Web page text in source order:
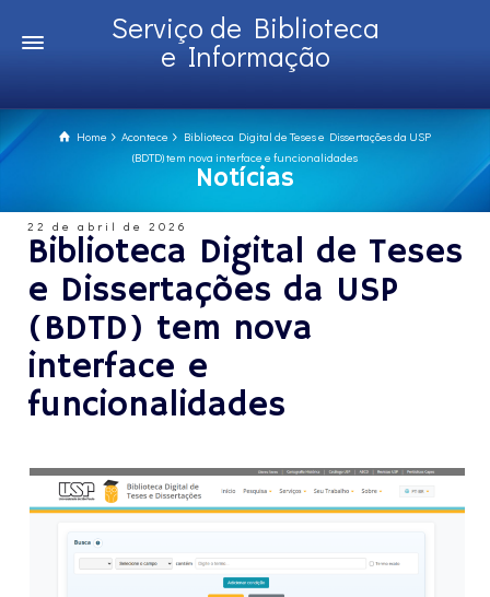
Serviço de Biblioteca
e Informação
Home Acontece
Biblioteca Digital de Teses e Dissertações da USP
(BDTD) tem nova interface e funcionalidades
Notícias
22 de abril de 2026
Biblioteca Digital de Teses
e Dissertações da USP
(BDTD) tem nova
interface e
funcionalidades